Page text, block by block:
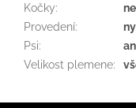
Kočky:
ne
Provedení:
Psi:
Velikost plemene: